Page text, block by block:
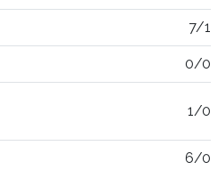
7/1
0/0
1/0
6/0